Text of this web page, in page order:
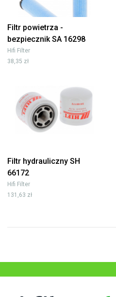
Filtr powietrza -
bezpiecznik SA 16298
Hifi Filter
38,35 zł
Filtr hydrauliczny SH
66172
Hifi Filter
131,63 zł